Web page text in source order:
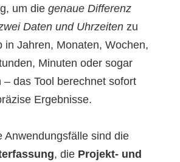
um die genaue Differenz
Daten und Uhrzeitenzu
in Jahren, Monaten, Wochen,
Minuten oder sogar
– das Tool berechnet sofort
Ergebnisse.
Anwendungsfälle sind die
, die Projekt- und